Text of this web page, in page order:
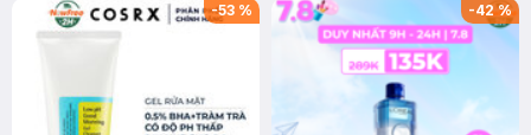
-53 % -42%